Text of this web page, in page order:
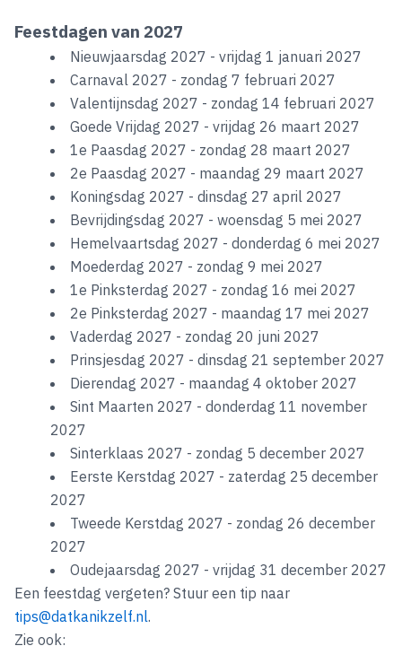
Feestdagen van 2027
Nieuwjaarsdag 2027 - vrijdag 1 januari 2027
Carnaval 2027 - zondag 7 februari 2027
Valentijnsdag 2027 - zondag 14 februari 2027
Goede Vrijdag 2027 - vrijdag 26 maart 2027
1e Paasdag 2027 - zondag 28 maart 2027
2e Paasdag 2027 - maandag 29 maart 2027
Koningsdag 2027 - dinsdag 27 april 2027
Bevrijdingsdag 2027 - woensdag 5 mei 2027
Hemelvaartsdag 2027 - donderdag 6 mei 2027
Moederdag 2027 - zondag 9 mei 2027
1e Pinksterdag 2027 - zondag 16 mei 2027
2e Pinksterdag 2027 - maandag 17 mei 2027
Vaderdag 2027 - zondag 20 juni 2027
Prinsjesdag 2027 - dinsdag 21 september 2027
Dierendag 2027 - maandag 4 oktober 2027
Sint Maarten 2027 - donderdag 11 november
2027
Sinterklaas 2027 - zondag 5 december 2027
Eerste Kerstdag 2027 - zaterdag 25 december
2027
Tweede Kerstdag 2027 - zondag 26 december
2027
Oudejaarsdag 2027 - vrijdag 31 december 2027
Een feestdag vergeten? Stuur een tip naar
tips@datkanikzelf.nl.
Zie ook: